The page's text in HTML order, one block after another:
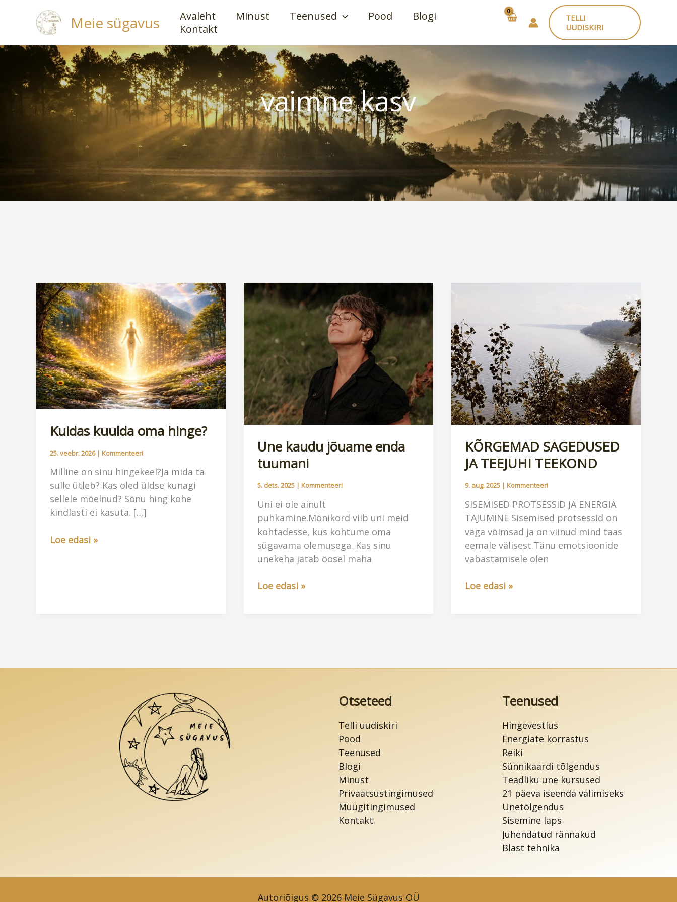
Meie sügavus Avaleht Minust Teenused Pood
Blogi
Kontakt
TELLI
UUDISKIRI
vaimne kasv
Kuidas kuulda oma hinge?
25. veebr. 2026 | Kommenteeri
Milline on sinu hingekeel?Ja mida ta
sulle ütleb? Kas oled üldse kunagi
sellele mõelnud? Sõnu hing kohe
kindlasti ei kasuta. […]
Kuidas
Loe edasi »
Une kaudu jõuame enda
tuumani
5. dets. 2025 | Kommenteeri
Uni ei ole ainult
puhkamine.Mõnikord viib uni meid
kohtadesse, kus kohtume oma
sügavama olemusega. Kas sinu
unekeha jätab öösel maha
Une
Loe edasi »
KÕRGEMAD SAGEDUSED
JA TEEJUHI TEEKOND
9. aug. 2025 | Kommenteeri
SISEMISED PROTSESSID JA ENERGIA
TAJUMINE Sisemised protsessid on
väga võimsad ja on viinud mind taas
eemale välisest.Tänu emotsioonide
vabastamisele olen
KÕRGEMAD
Loe edasi »
Otseteed
Telli uudiskiri
Pood
Teenused
Blogi
Minust
Privaatsustingimused
Müügitingimused
Kontakt
Teenused
Hingevestlus
Energiate korrastus
Reiki
Sünnikaardi tõlgendus
Teadliku une kursused
21 päeva iseenda valimiseks
Unetõlgendus
Sisemine laps
Juhendatud rännakud
Blast tehnika
Autoriõigus © 2026 Meie Sügavus OÜ